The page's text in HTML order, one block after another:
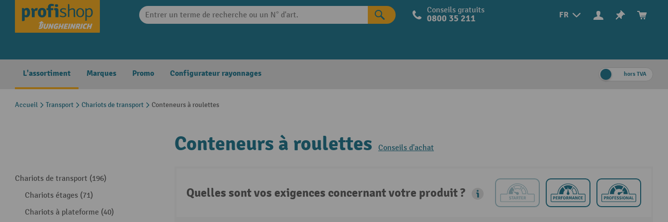
Skip to main navigation FR
Conseils gratuits
0800 35 211
L'assortiment Marques Promo Configurateur rayonnages hors TVA
Accueil Transport Chariots de transport Conteneurs à roulettes
Chariots de transport (196)
Chariots étages (71)
Chariots à plateforme (40)
Conteneurs à roulettes Conseils d'achat
Quelles sont vos exigences concernant votre produit ?